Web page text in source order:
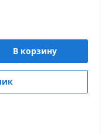
В корзину